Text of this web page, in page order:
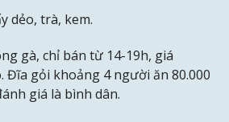
dẻo, trà, kem.
gà, chỉ bán từ 14-19h, giá
Đĩa gỏi khoảng 4 người ăn 80.000
giá là bình dân.